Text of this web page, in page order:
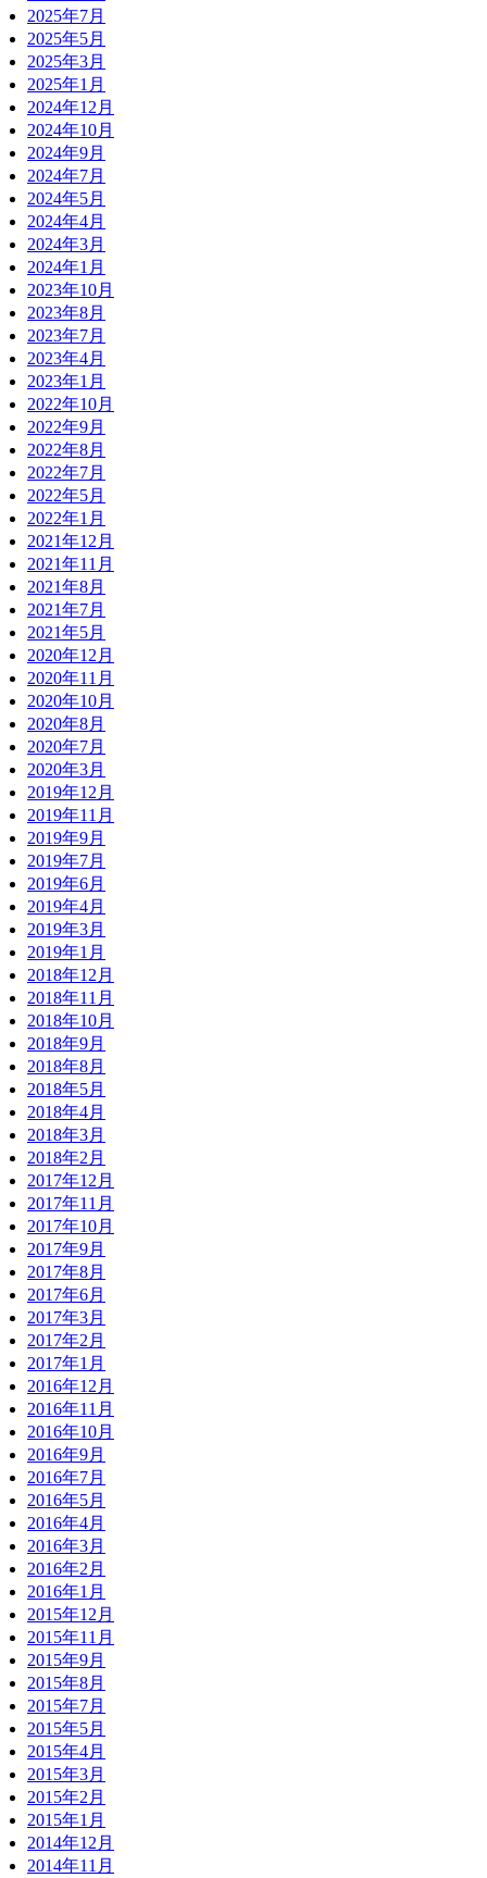
2025年7月
2025年5月
2025年3月
2025年1月
2024年12月
2024年10月
2024年9月
2024年7月
2024年5月
2024年4月
2024年3月
2024年1月
2023年10月
2023年8月
2023年7月
2023年4月
2023年1月
2022年10月
2022年9月
2022年8月
2022年7月
2022年5月
2022年1月
2021年12月
2021年11月
2021年8月
2021年7月
2021年5月
2020年12月
2020年11月
2020年10月
2020年8月
2020年7月
2020年3月
2019年12月
2019年11月
2019年9月
2019年7月
2019年6月
2019年4月
2019年3月
2019年1月
2018年12月
2018年11月
2018年10月
2018年9月
2018年8月
2018年5月
2018年4月
2018年3月
2018年2月
2017年12月
2017年11月
2017年10月
2017年9月
2017年8月
2017年6月
2017年3月
2017年2月
2017年1月
2016年12月
2016年11月
2016年10月
2016年9月
2016年7月
2016年5月
2016年4月
2016年3月
2016年2月
2016年1月
2015年12月
2015年11月
2015年9月
2015年8月
2015年7月
2015年5月
2015年4月
2015年3月
2015年2月
2015年1月
2014年12月
2014年11月